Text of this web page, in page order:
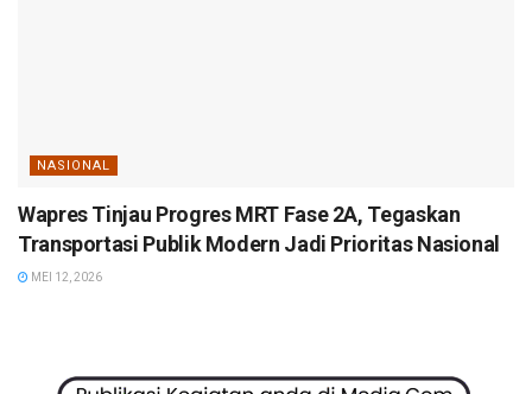
NASIONAL
Wapres Tinjau Progres MRT Fase 2A, Tegaskan
Transportasi Publik Modern Jadi Prioritas Nasional
MEI 12, 2026